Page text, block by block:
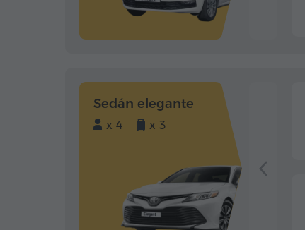
Sedán elegante
x 4 x 3